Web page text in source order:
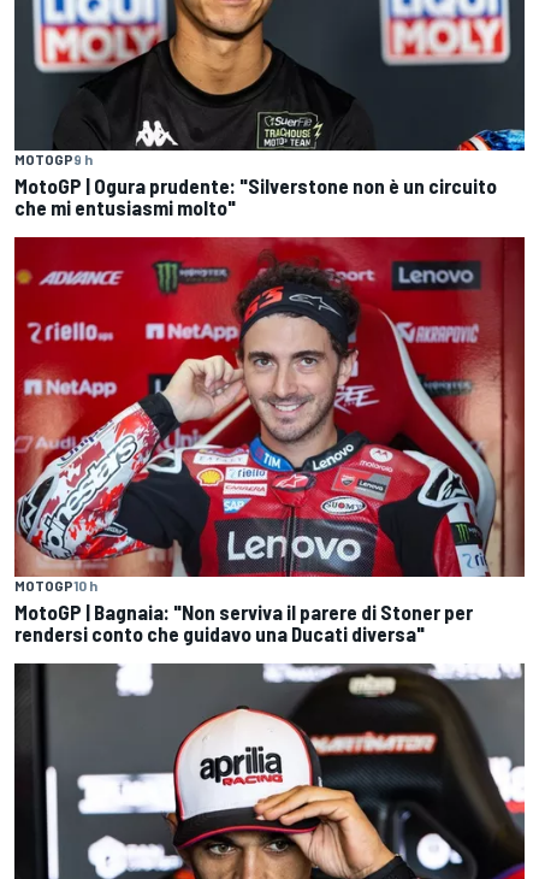
MOTOGP9 h
MotoGP | Ogura prudente: "Silverstone non è un circuito
che mi entusiasmi molto"
MOTOGP10 h
MotoGP | Bagnaia: "Non serviva il parere di Stoner per
rendersi conto che guidavo una Ducati diversa"